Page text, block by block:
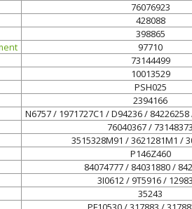
76076923
428088
398865
97710
73144499
10013529
PSH025
2394166
N6757 / 1971727C1 / D94236 /
76040367 / 73148373
3515328M91 / 3621281M1 /
P146Z460
84074777 / 84031880 /
3I0612 / 9T5916 /
35243